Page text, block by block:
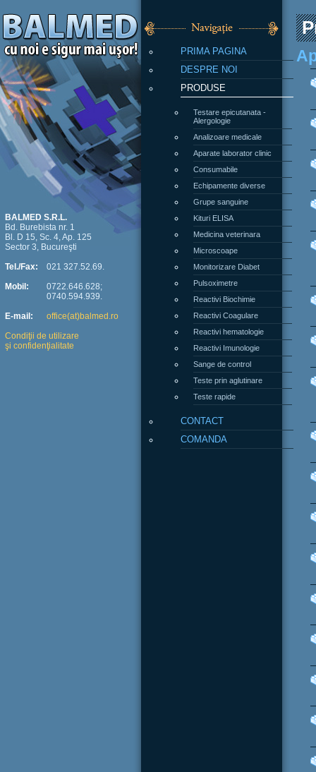
PRIMA PAGINA
DESPRE NOI
PRODUSE
Testare epicutanata -
Alergologie
Analizoare medicale
Aparate laborator clinic
Consumabile
Echipamente diverse
Grupe sanguine
Kituri ELISA
Medicina veterinara
Microscoape
Monitorizare Diabet
Pulsoximetre
Reactivi Biochimie
Reactivi Coagulare
Reactivi hematologie
Reactivi Imunologie
Sange de control
Teste prin aglutinare
Teste rapide
CONTACT
COMANDA
BALMED S.R.L.
Bd. Burebista nr. 1
Bl. D 15, Sc. 4, Ap. 125
Sector 3, Bucureşti
Tel./Fax:
Mobil:
E-mail:
021 327.52.69.
0722.646.628;
0740.594.939.
office(at)balmed.ro
Condiţii de utilizare
şi confidenţialitate